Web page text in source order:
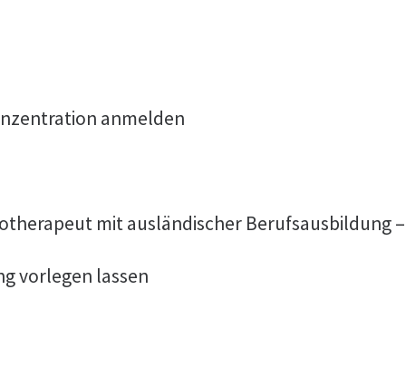
anmelden
mit ausländischer Berufsausbildung –
vorlegen lassen